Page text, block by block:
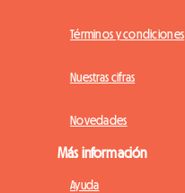
Términos y condiciones
Nuestras cifras
Novedades
Más información
Ayuda